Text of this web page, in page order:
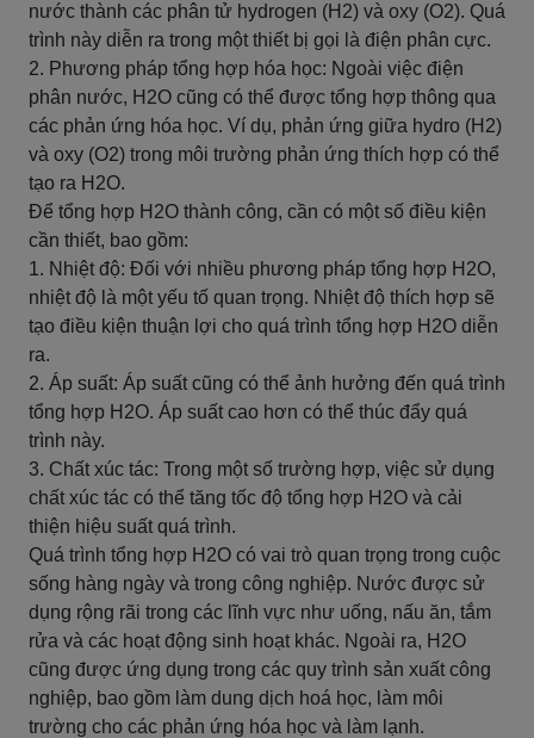
nước thành các phân tử hydrogen (H2) và oxy (O2). Quá
trình này diễn ra trong một thiết bị gọi là điện phân cực.
2. Phương pháp tổng hợp hóa học: Ngoài việc điện
phân nước, H2O cũng có thể được tổng hợp thông qua
các phản ứng hóa học. Ví dụ, phản ứng giữa hydro (H2)
và oxy (O2) trong môi trường phản ứng thích hợp có thể
tạo ra H2O.
Để tổng hợp H2O thành công, cần có một số điều kiện
cần thiết, bao gồm:
1. Nhiệt độ: Đối với nhiều phương pháp tổng hợp H2O,
nhiệt độ là một yếu tố quan trọng. Nhiệt độ thích hợp sẽ
tạo điều kiện thuận lợi cho quá trình tổng hợp H2O diễn
ra.
2. Áp suất: Áp suất cũng có thể ảnh hưởng đến quá trình
tổng hợp H2O. Áp suất cao hơn có thể thúc đẩy quá
trình này.
3. Chất xúc tác: Trong một số trường hợp, việc sử dụng
chất xúc tác có thể tăng tốc độ tổng hợp H2O và cải
thiện hiệu suất quá trình.
Quá trình tổng hợp H2O có vai trò quan trọng trong cuộc
sống hàng ngày và trong công nghiệp. Nước được sử
dụng rộng rãi trong các lĩnh vực như uống, nấu ăn, tắm
rửa và các hoạt động sinh hoạt khác. Ngoài ra, H2O
cũng được ứng dụng trong các quy trình sản xuất công
nghiệp, bao gồm làm dung dịch hoá học, làm môi
trường cho các phản ứng hóa học và làm lạnh.